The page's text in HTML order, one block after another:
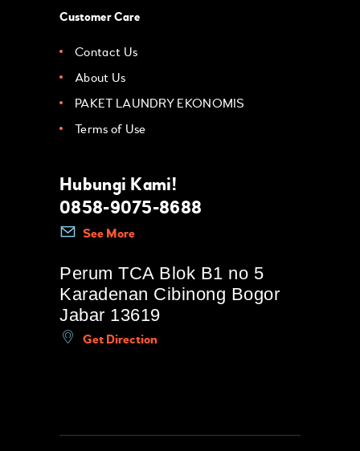
Customer Care
Contact Us
About Us
PAKET LAUNDRY EKONOMIS
Terms of Use
Hubungi Kami!
0858-9075-8688
See More
Perum TCA Blok B1 no 5
Karadenan Cibinong Bogor
Jabar 13619
Get Direction